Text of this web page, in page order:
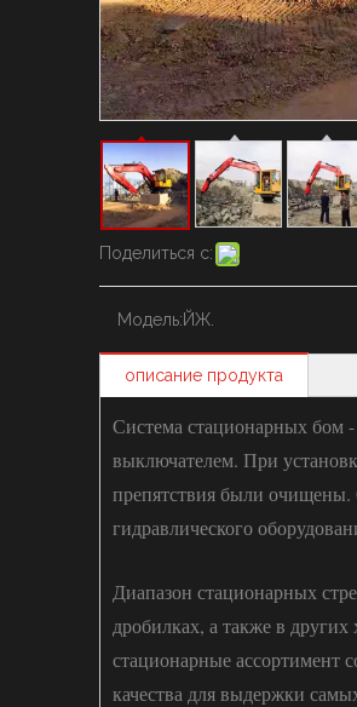
Поделиться с:
Модель:ЙЖ.
описание продукта
Система стационарных бом -
выключателем. При
препятствия были очищены.
гидравлического
Диапазон стационарных
дробилках, а также в
стационарные ассортимент
качества для выдержки